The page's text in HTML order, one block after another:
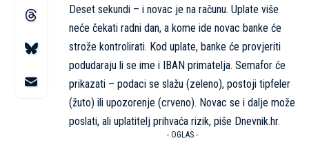
Deset sekundi – i novac je na računu. Uplate više
neće čekati radni dan, a kome ide novac banke će
strože kontrolirati. Kod uplate, banke će provjeriti
podudaraju li se ime i IBAN primatelja. Semafor će
prikazati – podaci se slažu (zeleno), postoji tipfeler
(žuto) ili upozorenje (crveno). Novac se i dalje može
poslati, ali uplatitelj prihvaća rizik, piše Dnevnik.hr.
- OGLAS -